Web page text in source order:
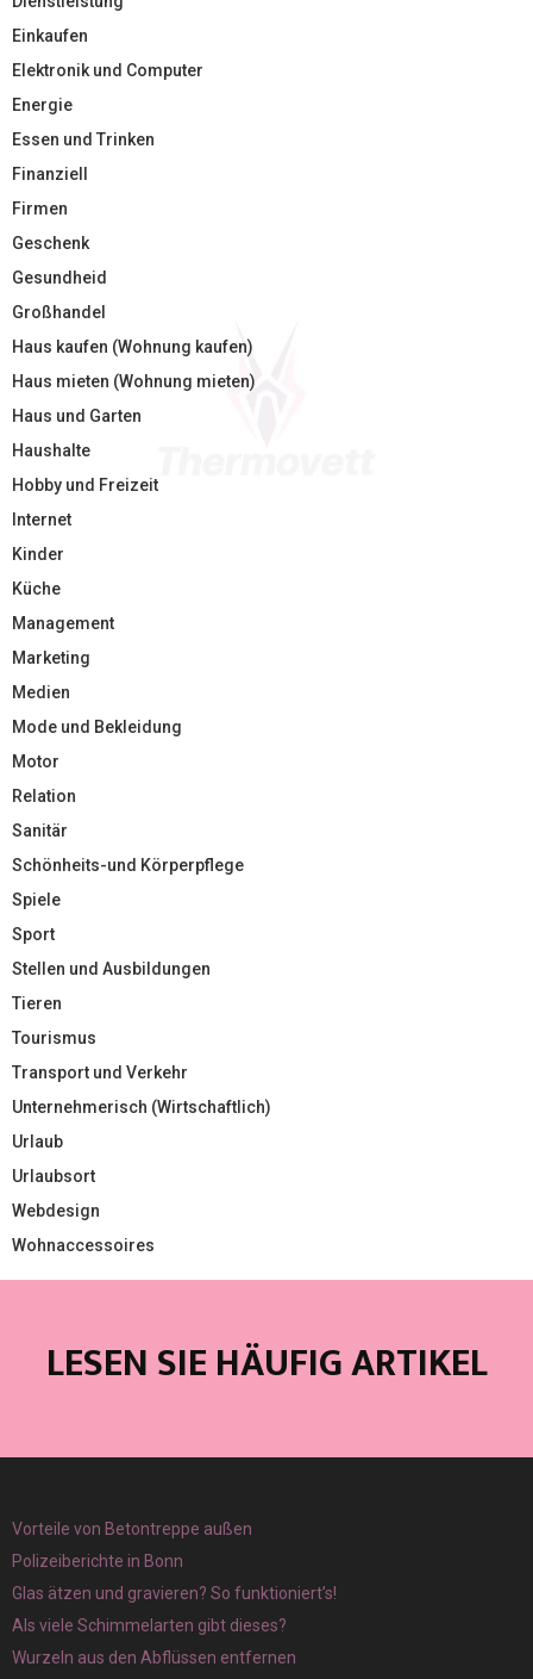
Einkaufen
Elektronik und Computer
Energie
Essen und Trinken
Finanziell
Firmen
Geschenk
Gesundheid
Großhandel
Haus kaufen (Wohnung kaufen)
Haus mieten (Wohnung mieten)
Haus und Garten
Haushalte
Hobby und Freizeit
Internet
Kinder
Küche
Management
Marketing
Medien
Mode und Bekleidung
Motor
Relation
Sanitär
Schönheits-und Körperpflege
Spiele
Sport
Stellen und Ausbildungen
Tieren
Tourismus
Transport und Verkehr
Unternehmerisch (Wirtschaftlich)
Urlaub
Urlaubsort
Webdesign
Wohnaccessoires
LESEN SIE HÄUFIG ARTIKEL
Vorteile von Betontreppe außen
Polizeiberichte in Bonn
Glas ätzen und gravieren? So funktioniert’s!
Als viele Schimmelarten gibt dieses?
Wurzeln aus den Abflüssen entfernen